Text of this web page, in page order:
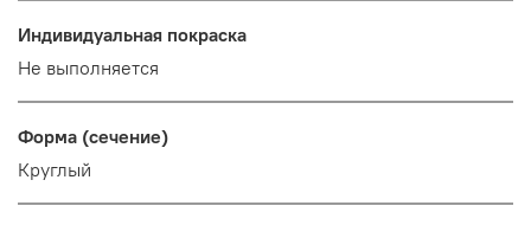
Индивидуальная покраска
Не выполняется
Форма (сечение)
Круглый